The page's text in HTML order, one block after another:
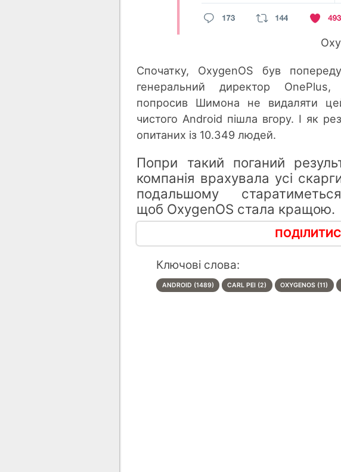
Спочатку, OxygenOS був
генеральний директор
попросив Шимона не видаляти
чистого Android пішла вгору. І як
опитаних із 10.349 людей.
Попри такий поганий
компанія врахувала усі
подальшому
щоб OxygenOS стала кращою.
Ключові слова:
ANDROID (1489) CARL PEI (2) OXYGENOS (11)